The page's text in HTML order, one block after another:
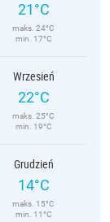
21°C
maks. 24°C
min. 17°C
Wrzesień
22°C
maks. 25°C
min. 19°C
Grudzień
14°C
maks. 15°C
min. 11°C